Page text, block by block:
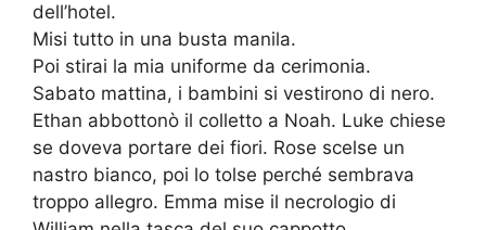
dell’hotel.
Misi tutto in una busta manila.
Poi stirai la mia uniforme da cerimonia.
Sabato mattina, i bambini si vestirono di nero.
Ethan abbottonò il colletto a Noah. Luke chiese
se doveva portare dei fiori. Rose scelse un
nastro bianco, poi lo tolse perché sembrava
troppo allegro. Emma mise il necrologio di